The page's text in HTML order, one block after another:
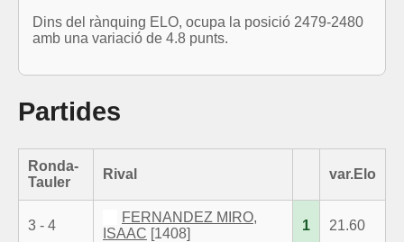
Dins del rànquing ELO, ocupa la posició 2479-2480
amb una variació de 4.8 punts.
Partides
Ronda-
Tauler
Rival var.Elo
3 - 4
FERNANDEZ MIRO,
ISAAC [1408]
1 21.60